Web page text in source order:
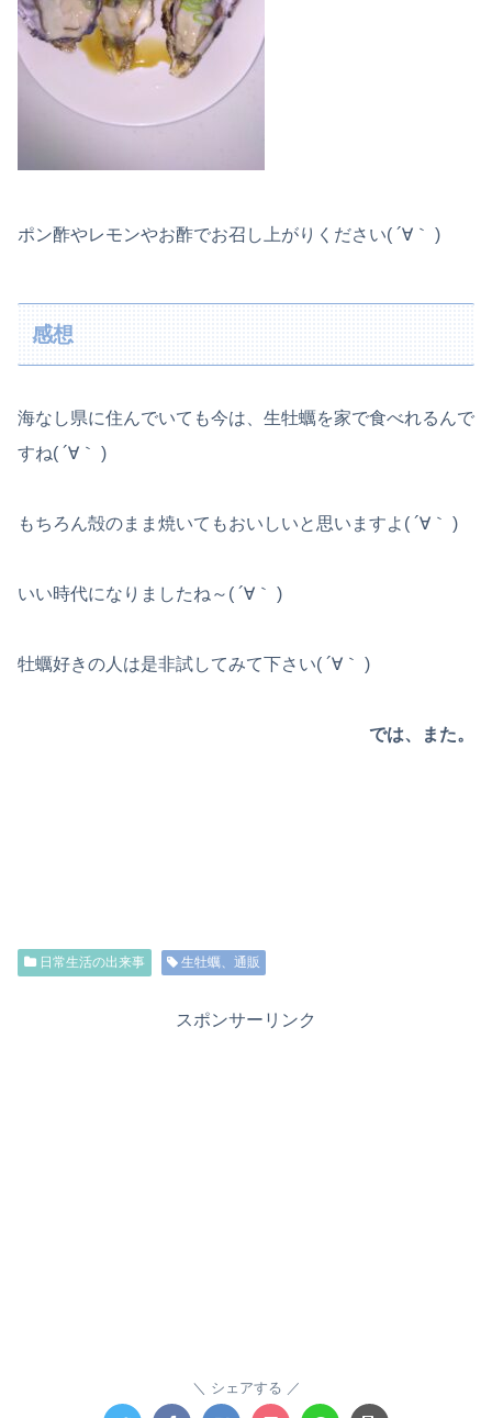
ポン酢やレモンやお酢でお召し上がりください( ´∀｀ )
感想
海なし県に住んでいても今は、生牡蠣を家で食べれるんで
すね( ´∀｀ )
もちろん殻のまま焼いてもおいしいと思いますよ( ´∀｀ )
いい時代になりましたね～( ´∀｀ )
牡蠣好きの人は是非試してみて下さい( ´∀｀ )
では、また。
日常生活の出来事 生牡蠣、通販
スポンサーリンク
シェアする